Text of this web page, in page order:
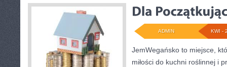
KWI -
ADMIN
JemWegańsko to miejsce,
miłości do kuchni roślinnej i